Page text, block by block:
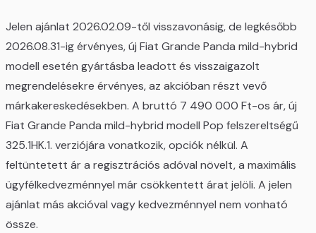
Jelen ajánlat 2026.02.09-től visszavonásig, de legkésőbb
2026.08.31-ig érvényes, új Fiat Grande Panda mild-hybrid
modell esetén gyártásba leadott és visszaigazolt
megrendelésekre érvényes, az akcióban részt vevő
márkakereskedésekben. A bruttó 7 490 000 Ft-os ár, új
Fiat Grande Panda mild-hybrid modell Pop felszereltségű
325.1HK.1. verziójára vonatkozik, opciók nélkül. A
feltüntetett ár a regisztrációs adóval növelt, a maximális
ügyfélkedvezménnyel már csökkentett árat jelöli. A jelen
ajánlat más akcióval vagy kedvezménnyel nem vonható
össze.